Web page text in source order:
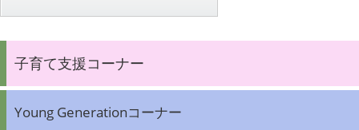
子育て支援コーナー
Young Generationコーナー